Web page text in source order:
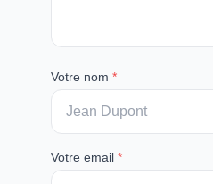
Votre nom *
Votre email *